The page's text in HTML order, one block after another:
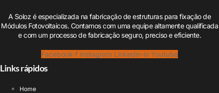
A Soloz é especializada na fabricação de estruturas para fixação de
Módulos Fotovoltaicos. Contamos com uma equipe altamente qualificada
e com um processo de fabricação seguro, preciso e eficiente.
Facebook-f Instagram Linkedin-in Youtube
Links rápidos
Home